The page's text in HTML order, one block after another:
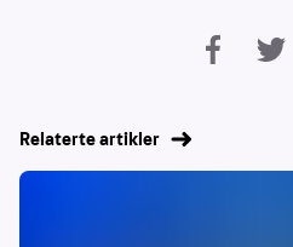
Relaterte artikler